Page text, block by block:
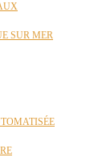
SUR MER